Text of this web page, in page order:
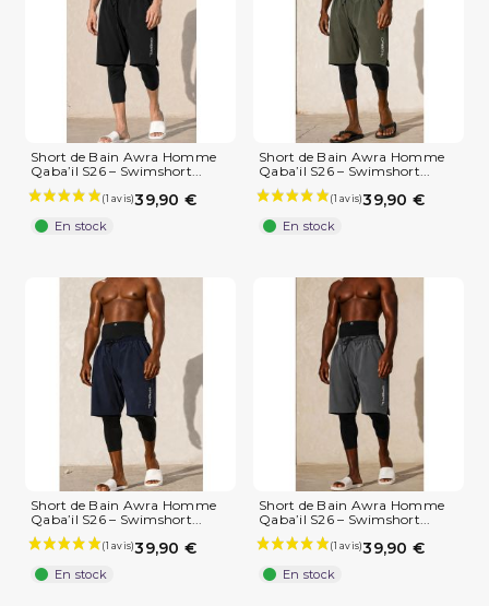
Short de Bain Awra Homme
Qaba’il S26 – Swimshort...
39,90 €
En stock
Short de Bain Awra Homme
Qaba’il S26 – Swimshort...
39,90 €
En stock
Short de Bain Awra Homme
Qaba’il S26 – Swimshort...
39,90 €
En stock
Short de Bain Awra Homme
Qaba’il S26 – Swimshort...
39,90 €
En stock